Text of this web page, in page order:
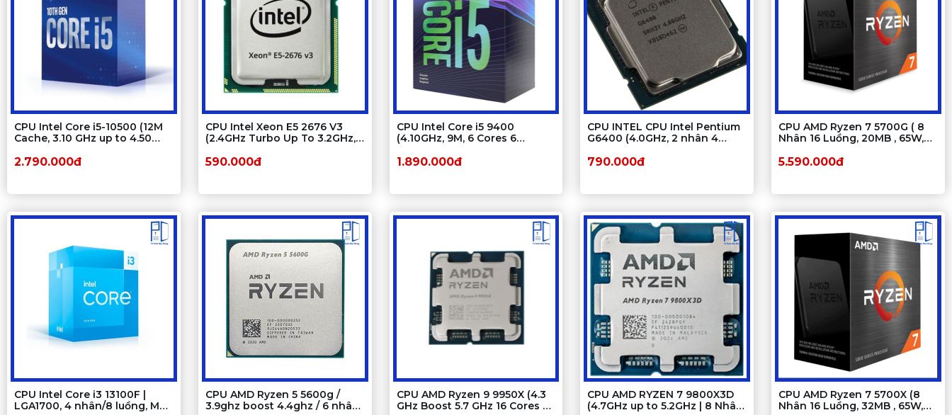
CPU Intel Core i5-10500 (12M
Cache, 3.10 GHz up to 4.50
Comet Lake-S)
2.790.000đ
CPU Intel Xeon E5 2676 V3
(2.4GHz Turbo Up To 3.2GHz,
Cache, LGA 2011-3)
590.000đ
CPU Intel Core i5 9400
(4.10GHz, 9M, 6 Cores 6
1.890.000đ
CPU INTEL CPU Intel Pentium
G6400 (4.0GHz, 2 nhân 4
Socket Intel LGA 1200)
790.000đ
CPU AMD Ryzen 7 5700G ( 8
Nhân 16 Luồng, 20MB , 65W,
5.590.000đ
CPU Intel Core i3 13100F |
LGA1700, 4 nhân/8 luồng, Max
CPU AMD Ryzen 5 5600g /
3.9ghz boost 4.4ghz / 6 nhân
CPU AMD Ryzen 9 9950X (4.3
GHz Boost 5.7 GHz 16 Cores 32
CPU AMD RYZEN 7 9800X3D
(4.7GHz up to 5.2GHz | 8 Nhân
CPU AMD Ryzen 7 5700X (8
Nhân 16 Luồng, 32MB , 65W,